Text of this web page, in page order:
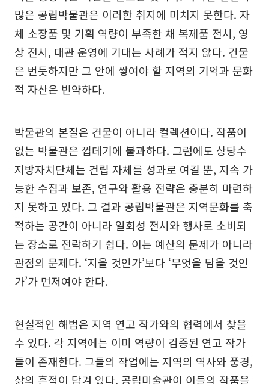
많은 공립박물관은 이러한 취지에 미치지 못한다. 자
체 소장품 및 기획 역량이 부족한 채 복제품 전시, 영
상 전시, 대관 운영에 기대는 사례가 적지 않다. 건물
은 번듯하지만 그 안에 쌓여야 할 지역의 기억과 문화
적 자산은 빈약하다.
박물관의 본질은 건물이 아니라 컬렉션이다. 작품이
없는 박물관은 껍데기에 불과하다. 그럼에도 상당수
지방자치단체는 건립 자체를 성과로 여길 뿐, 지속 가
능한 수집과 보존, 연구와 활용 전략은 충분히 마련하
지 못하고 있다. 그 결과 공립박물관은 지역문화를 축
적하는 공간이 아니라 일회성 전시와 행사로 소비되
는 장소로 전락하기 쉽다. 이는 예산의 문제가 아니라
관점의 문제다. ‘지을 것인가’보다 ‘무엇을 담을 것인
가’가 먼저여야 한다.
현실적인 해법은 지역 연고 작가와의 협력에서 찾을
수 있다. 각 지역에는 이미 역량이 검증된 연고 작가
들이 존재한다. 그들의 작업에는 지역의 역사와 풍경,
삶의 흔적이 담겨 있다. 공립미술관이 이들의 작품을